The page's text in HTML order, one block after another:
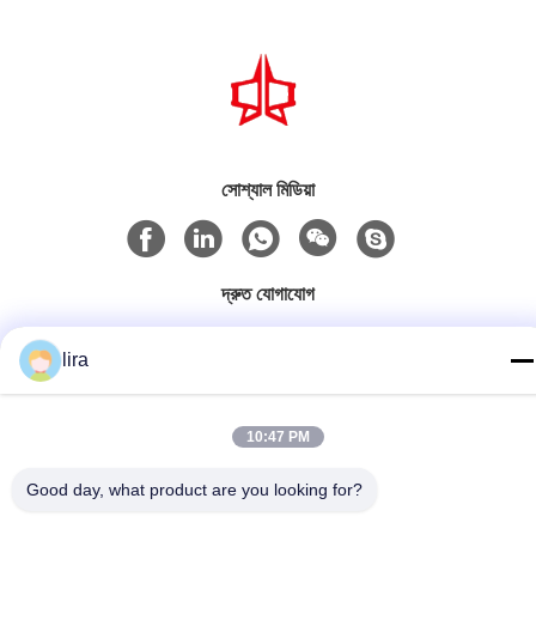
সোশ্যাল মিডিয়া
দ্রুত যোগাযোগ
ঠিকানা
lira
10:47 PM
Good day, what product are you looking for?